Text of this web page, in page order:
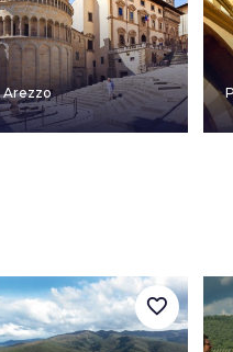
Arezzo
favorite_border